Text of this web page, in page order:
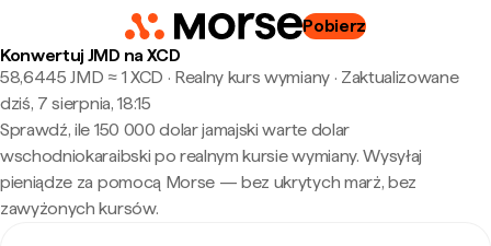
Pobierz
Konwertuj JMD na XCD
58,6445 JMD ≈ 1 XCD · Realny kurs wymiany· Zaktualizowane
dziś, 7 sierpnia, 18:15
Sprawdź, ile 150 000 dolar jamajski warte dolar
wschodniokaraibski po realnym kursie wymiany. Wysyłaj
pieniądze za pomocą Morse — bez ukrytych marż, bez
zawyżonych kursów.